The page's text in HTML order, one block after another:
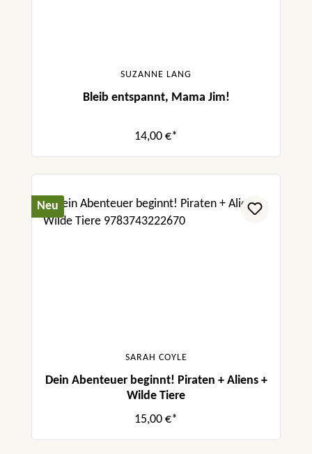
SUZANNE LANG
Bleib entspannt, Mama Jim!
14,00 €*
Neu
SARAH COYLE
Dein Abenteuer beginnt! Piraten + Aliens +
Wilde Tiere
15,00 €*